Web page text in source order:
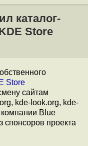
каталог-
Store
Store
сайтам
kde-look.org, kde-
компании Blue
спонсоров проекта